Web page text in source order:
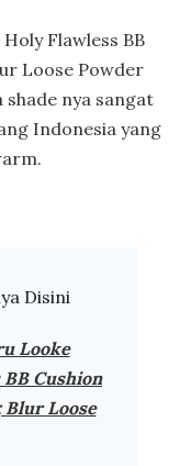
Flawless BB
Loose Powder
shade nya sangat
Indonesia yang
Disini
Looke
Cushion
Blur Loose